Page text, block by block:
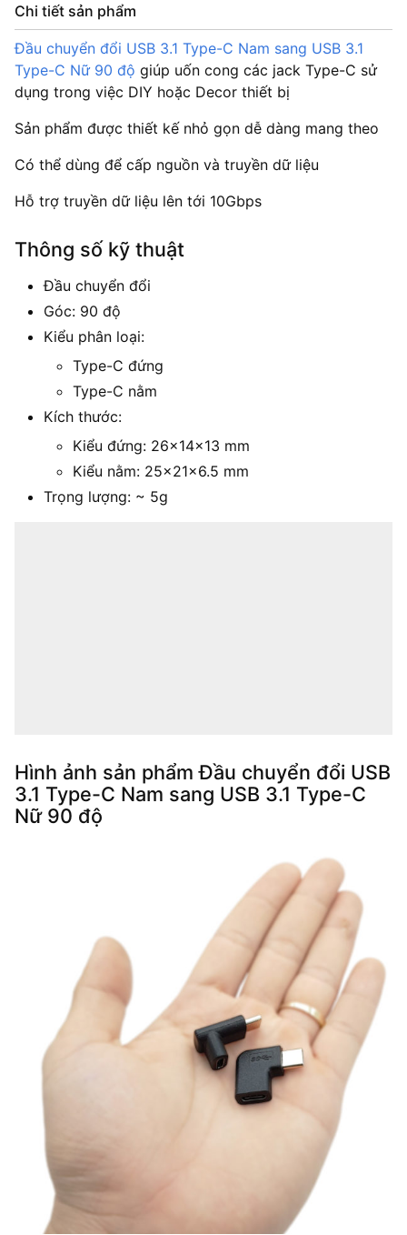
Chi tiết sản phẩm
Đầu chuyển đổi USB 3.1 Type-C Nam sang USB 3.1
Type-C Nữ 90 độ giúp uốn cong các jack Type-C sử
dụng trong việc DIY hoặc Decor thiết bị
Sản phẩm được thiết kế nhỏ gọn dễ dàng mang theo
Có thể dùng để cấp nguồn và truyền dữ liệu
Hỗ trợ truyền dữ liệu lên tới 10Gbps
Thông số kỹ thuật
Đầu chuyển đổi
Góc: 90 độ
Kiểu phân loại:
Type-C đứng
Type-C nằm
Kích thước:
Kiểu đứng: 26x14x13 mm
Kiểu nằm: 25x21x6.5 mm
Trọng lượng: ~ 5g
Hình ảnh sản phẩm Đầu chuyển đổi USB
3.1 Type-C Nam sang USB 3.1 Type-C
Nữ 90 độ